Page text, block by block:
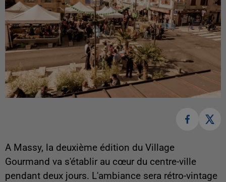
A Massy, la deuxième édition du Village
Gourmand va s'établir au cœur du centre-ville
pendant deux jours. L'ambiance sera rétro-vintage